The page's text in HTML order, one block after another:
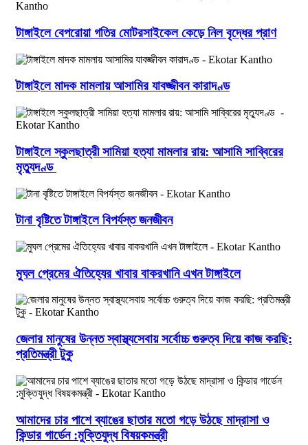
টাঙ্গাইলে বেপরোয়া গতির মোটরসাইকেল কেড়ে নিল বৃদ্ধের প্রাণ
টাঙ্গাইলে মাদক মামলায় আসামির যাবজ্জীবন কারাদণ্ড
টাঙ্গাইলে স্কুলছাত্রী সামিয়া হত্যা মামলার রায়: আসামি সাব্বিরের
মৃত্যুদণ্ড
টানা বৃষ্টিতে টাঙ্গাইলে বিপর্যস্ত জনজীবন
মুঘল প্রেমের ঐতিহ্যের খাবার বাকরখানি এখন টাঙ্গাইলে
জেলার মানুষের উন্নত স্বাস্থ্যসেবায় সর্বোচ্চ গুরুত্ব দিয়ে কাজ করছি:
প্রতিমন্ত্রী টুকু
আমাদের চার পাশে ব্যাঙের ছাতার মতো গড়ে উঠছে মাদ্রাসা ও
কিন্ডার গার্ডেন :মুক্তিযুদ্ধ বিষয়কমন্ত্রী